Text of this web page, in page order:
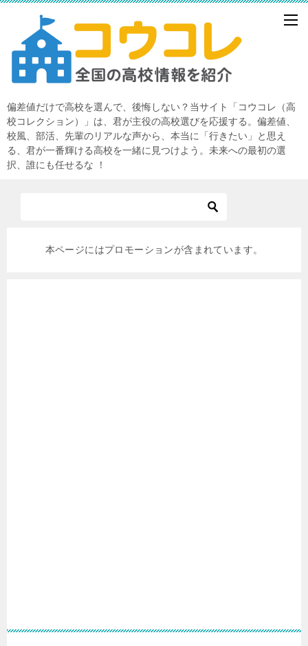
偏差値だけで高校を選んで、後悔しない？当サイト「コウコレ（高
校コレクション）」は、君が主役の高校選びを応援する。偏差値、
校風、部活、先輩のリアルな声から、本当に「行きたい」と思え
る、君が一番輝ける高校を一緒に見つけよう。未来への最初の選
択、誰にも任せるな ！
本ページにはプロモーションが含まれています。